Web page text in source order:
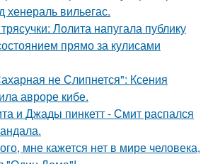
хенераль вильегас.
Лолита напугала публику
прямо за кулисами
не Слипнется": Ксения
авроре кибе.
и Джады пинкетт - Смит распался
мне кажется нет в мире человека,